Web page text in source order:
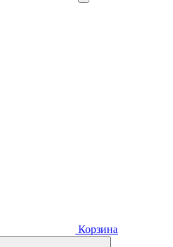
Корзина